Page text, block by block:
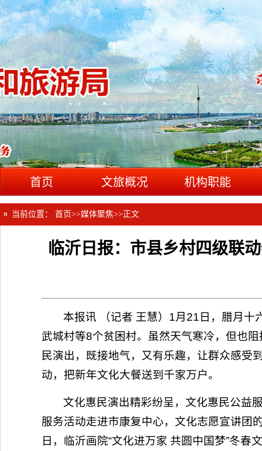
首页 文旅概况 机构职能
当前位置： 首页>>媒体聚焦>> 正文
临沂日报：市县乡村四级联
本报讯 （记者 王慧）1月21日，腊月十
武城村等8个贫困村。虽然天气寒冷，但也
民演出，既接地气，又有乐趣，让群众感受
动，把新年文化大餐送到千家万户。
文化惠民演出精彩纷呈，文化惠民公益
服务活动走进市康复中心，文化志愿宣讲团
日，临沂画院“文化进万家 共圆中国梦”冬